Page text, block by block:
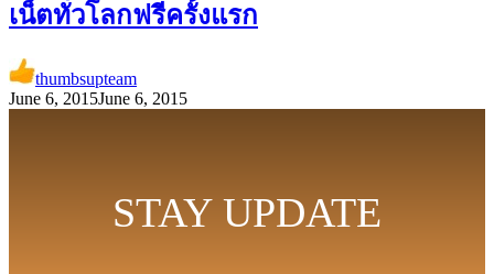
เน็ตทั่วโลกฟรีครั้งแรก
thumbsupteam
June 6, 2015June 6, 2015
STAY UPDATE